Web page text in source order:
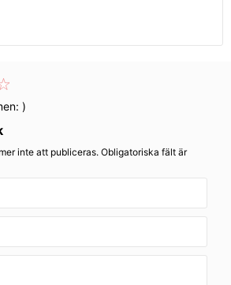
)
inte att publiceras. Obligatoriska fält är